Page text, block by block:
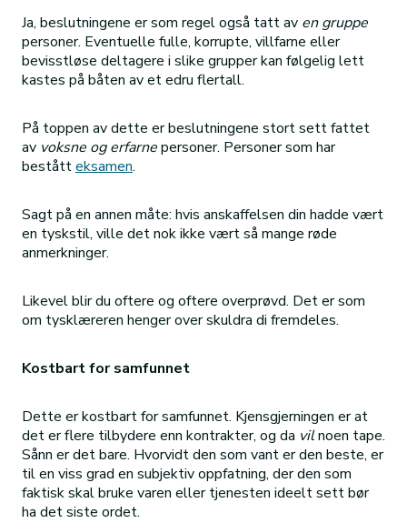
Ja, beslutningene er som regel også tatt av en gruppe
personer. Eventuelle fulle, korrupte, villfarne eller
bevisstløse deltagere i slike grupper kan følgelig lett
kastes på båten av et edru flertall.
På toppen av dette er beslutningene stort sett fattet
av voksne og erfarnepersoner. Personer som har
beståtteksamen.
Sagt på en annen måte: hvis anskaffelsen din hadde vært
en tyskstil, ville det nok ikke vært så mange røde
anmerkninger.
Likevel blir du oftere og oftere overprøvd. Det er som
om tysklæreren henger over skuldra di fremdeles.
Kostbart for samfunnet
Dette er kostbart for samfunnet. Kjensgjerningen er at
det er flere tilbydere enn kontrakter, og da vilnoen tape.
Sånn er det bare. Hvorvidt den som vant er den beste, er
til en viss grad en subjektiv oppfatning, der den som
faktisk skal bruke varen eller tjenesten ideelt sett bør
ha det siste ordet.